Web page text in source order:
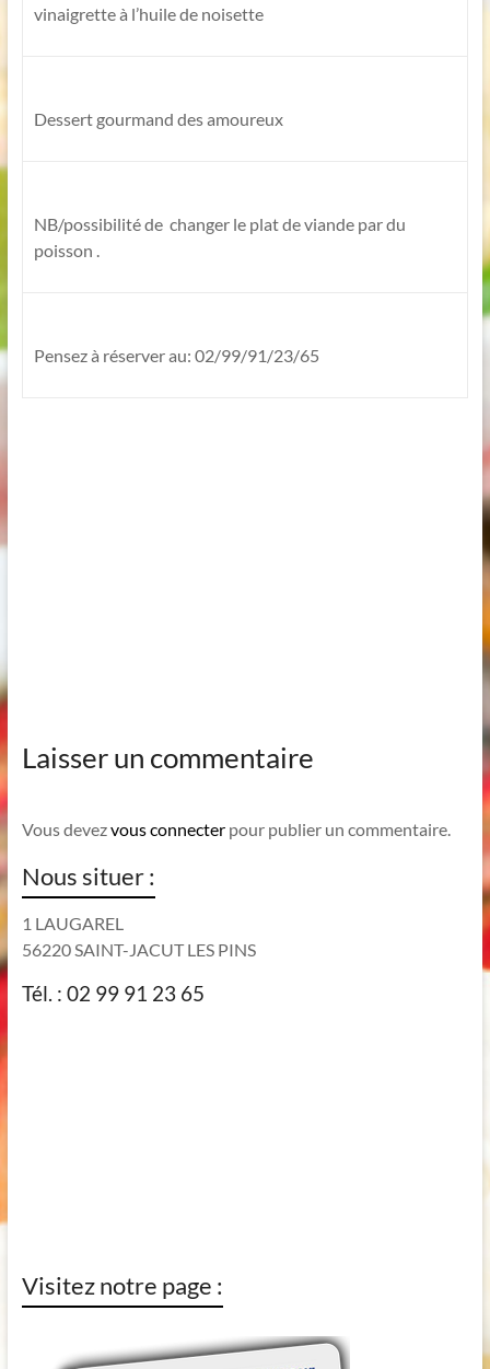
vinaigrette à l’huile de noisette
Dessert gourmand des amoureux
NB/possibilité de changer le plat de viande par du
poisson .
Pensez à réserver au: 02/99/91/23/65
Laisser un commentaire
Vous devezvous connecterpour publier un commentaire.
Nous situer :
1 LAUGAREL
56220 SAINT-JACUT LES PINS
Tél. : 02 99 91 23 65
Visitez notre page :